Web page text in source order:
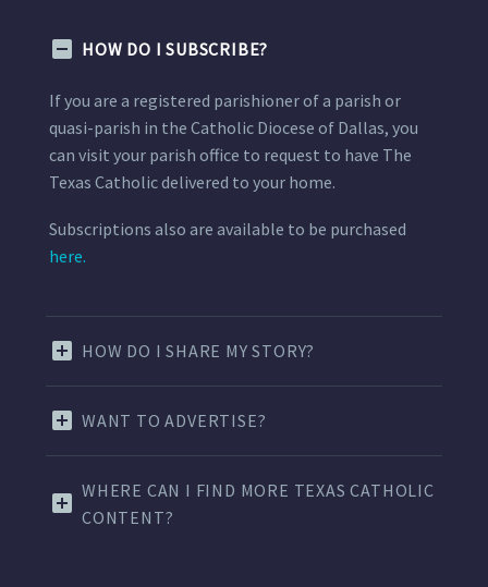
HOW DO I SUBSCRIBE?
If you are a registered parishioner of a parish or
quasi-parish in the Catholic Diocese of Dallas, you
can visit your parish office to request to have The
Texas Catholic delivered to your home.
Subscriptions also are available to be purchased
here.
HOW DO I SHARE MY STORY?
WANT TO ADVERTISE?
WHERE CAN I FIND MORE TEXAS CATHOLIC
CONTENT?